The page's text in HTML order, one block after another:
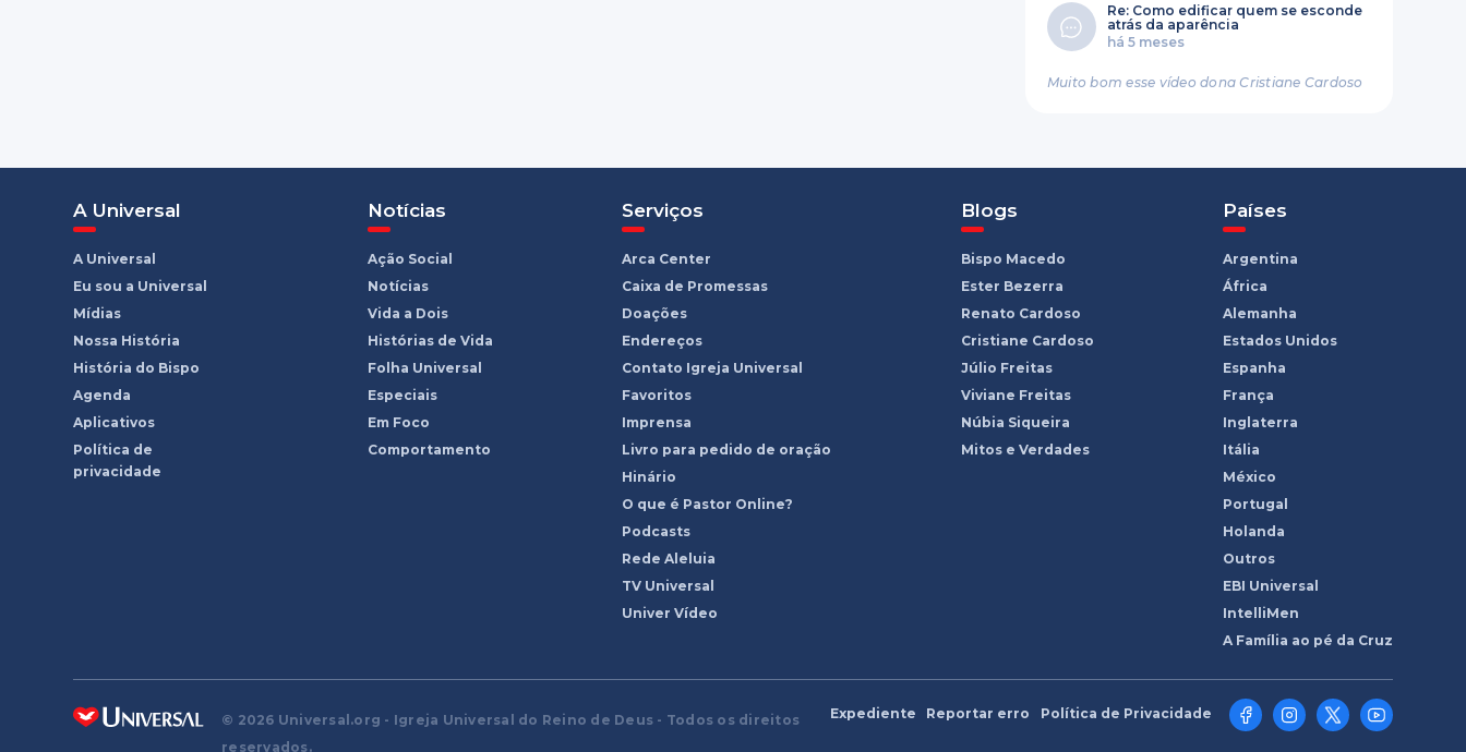
Re: Como edificar quem se esconde
atrás da aparência
há 5 meses
Muito bom esse vídeo dona Cristiane Cardoso
A Universal
A Universal
Eu sou a Universal
Mídias
Nossa História
História do Bispo
Agenda
Aplicativos
Política de
privacidade
Notícias
Ação Social
Notícias
Vida a Dois
Histórias de Vida
Folha Universal
Especiais
Em Foco
Comportamento
Serviços
Arca Center
Caixa de Promessas
Doações
Endereços
Contato Igreja Universal
Favoritos
Imprensa
Livro para pedido de oração
Hinário
O que é Pastor Online?
Podcasts
Rede Aleluia
TV Universal
Univer Vídeo
Blogs
Bispo Macedo
Ester Bezerra
Renato Cardoso
Cristiane Cardoso
Júlio Freitas
Viviane Freitas
Núbia Siqueira
Mitos e Verdades
Países
Argentina
África
Alemanha
Estados Unidos
Espanha
França
Inglaterra
Itália
México
Portugal
Holanda
Outros
EBI Universal
IntelliMen
A Família ao pé da Cruz
© 2026 Universal.org - Igreja Universal do Reino de Deus - Todos os direitos
reservados.
Expediente Reportar erro Política de Privacidade